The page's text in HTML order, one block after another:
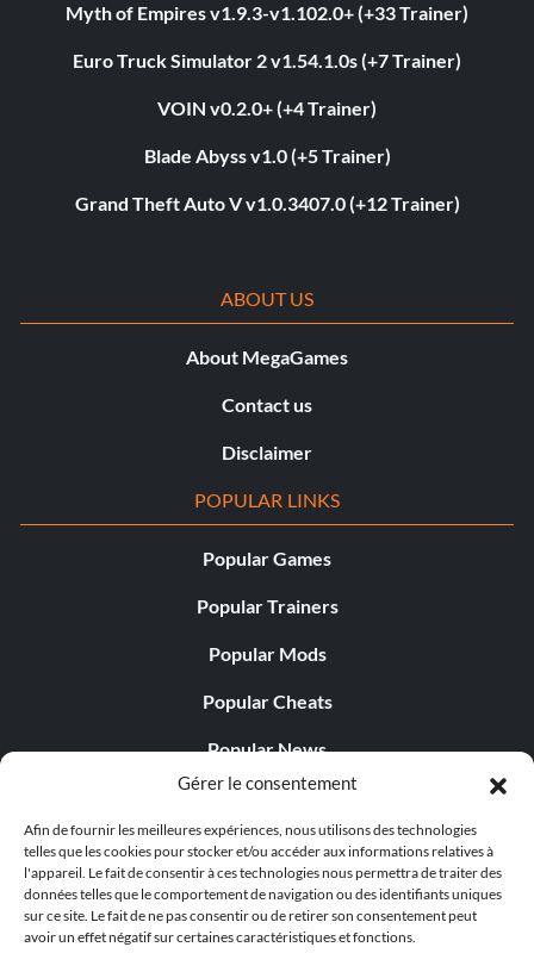
Gérer le consentement
Afin de fournir les meilleures expériences, nous utilisons des technologies
telles que les cookies pour stocker et/ou accéder aux informations relatives à
l'appareil. Le fait de consentir à ces technologies nous permettra de traiter des
données telles que le comportement de navigation ou des identifiants uniques
sur ce site. Le fait de ne pas consentir ou de retirer son consentement peut
avoir un effet négatif sur certaines caractéristiques et fonctions.
Myth of Empires v1.9.3-v1.102.0+ (+33 Trainer)
Euro Truck Simulator 2 v1.54.1.0s (+7 Trainer)
VOIN v0.2.0+ (+4 Trainer)
Blade Abyss v1.0 (+5 Trainer)
Grand Theft Auto V v1.0.3407.0 (+12 Trainer)
ABOUT US
About MegaGames
Contact us
Disclaimer
POPULAR LINKS
Popular Games
Popular Trainers
Popular Mods
Popular Cheats
Popular News
Popular Editorials
Popular Free Games
LATEST UPDATES